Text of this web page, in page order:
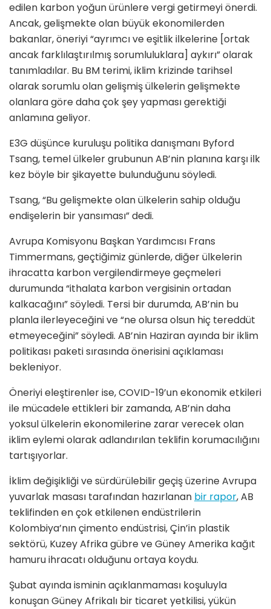
edilen karbon yoğun ürünlere vergi getirmeyi önerdi.
Ancak, gelişmekte olan büyük ekonomilerden
bakanlar, öneriyi “ayrımcı ve eşitlik ilkelerine [ortak
ancak farklılaştırılmış sorumluluklara] aykırı” olarak
tanımladılar. Bu BM terimi, iklim krizinde tarihsel
olarak sorumlu olan gelişmiş ülkelerin gelişmekte
olanlara göre daha çok şey yapması gerektiği
anlamına geliyor.
E3G düşünce kuruluşu politika danışmanı Byford
Tsang, temel ülkeler grubunun AB’nin planına karşı ilk
kez böyle bir şikayette bulunduğunu söyledi.
Tsang, “Bu gelişmekte olan ülkelerin sahip olduğu
endişelerin bir yansıması” dedi.
Avrupa Komisyonu Başkan Yardımcısı Frans
Timmermans, geçtiğimiz günlerde, diğer ülkelerin
ihracatta karbon vergilendirmeye geçmeleri
durumunda “ithalata karbon vergisinin ortadan
kalkacağını” söyledi. Tersi bir durumda, AB’nin bu
planla ilerleyeceğini ve “ne olursa olsun hiç tereddüt
etmeyeceğini” söyledi. AB’nin Haziran ayında bir iklim
politikası paketi sırasında önerisini açıklaması
bekleniyor.
Öneriyi eleştirenler ise, COVID-19’un ekonomik etkileri
ile mücadele ettikleri bir zamanda, AB’nin daha
yoksul ülkelerin ekonomilerine zarar verecek olan
iklim eylemi olarak adlandırılan teklifin korumacılığını
tartışıyorlar.
İklim değişikliği ve sürdürülebilir geçiş üzerine Avrupa
yuvarlak masası tarafından hazırlanan bir rapor, AB
teklifinden en çok etkilenen endüstrilerin
Kolombiya’nın çimento endüstrisi, Çin’in plastik
sektörü, Kuzey Afrika gübre ve Güney Amerika kağıt
hamuru ihracatı olduğunu ortaya koydu.
Şubat ayında isminin açıklanmaması koşuluyla
konuşan Güney Afrikalı bir ticaret yetkilisi, yükün